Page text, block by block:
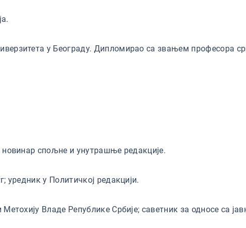
у Београду. Дипломирао са звањем професора
спољне и унутрашње редакције.
уредник у Политичкој редакцији.
Владе Републике Србије; саветник за односе са